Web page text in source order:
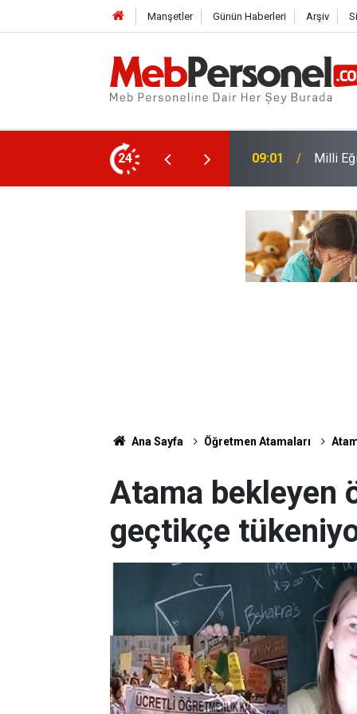
Manşetler Günün Haberleri Arşiv
24
Serbest Kıyafet Açıklaması 08:01
Ana Sayfa Öğretmen Atamaları
Atama bekleyen
geçtikçe